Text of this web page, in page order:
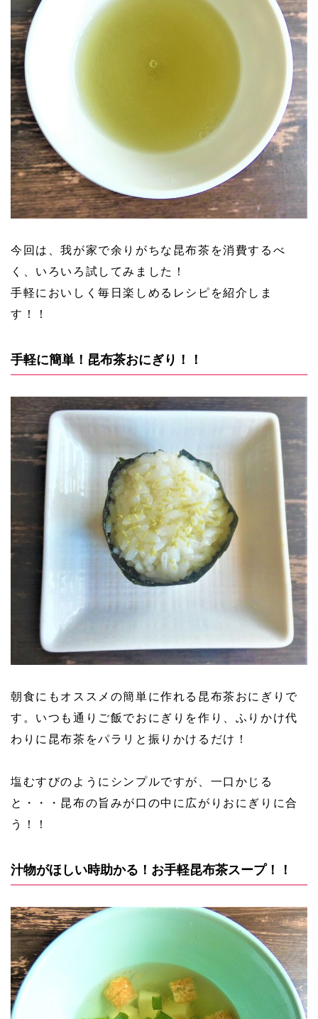
今回は、我が家で余りがちな昆布茶を消費するべ
く、いろいろ試してみました！
手軽においしく毎日楽しめるレシピを紹介しま
す！！
手軽に簡単！昆布茶おにぎり！！
朝食にもオススメの簡単に作れる昆布茶おにぎりで
す。いつも通りご飯でおにぎりを作り、ふりかけ代
わりに昆布茶をパラリと振りかけるだけ！
塩むすびのようにシンプルですが、一口かじる
と・・・昆布の旨みが口の中に広がりおにぎりに合
う！！
汁物がほしい時助かる！お手軽昆布茶スープ！！